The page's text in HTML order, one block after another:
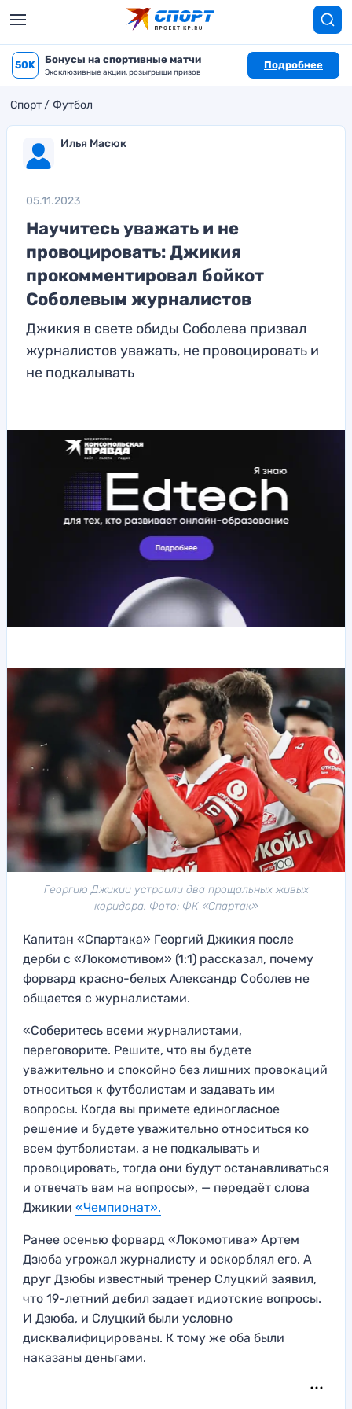
50K Бонусы на спортивные матчи
Эксклюзивные акции, розыгрыши призов
Подробнее
Спорт Футбол
Илья Масюк
05.11.2023
Научитесь уважать и не
провоцировать: Джикия
прокомментировал бойкот
Соболевым журналистов
Джикия в свете обиды Соболева призвал
журналистов уважать, не провоцировать и
не подкалывать
Георгию Джикии устроили два прощальных живых
коридора. Фото: ФК «Спартак»
Капитан «Спартака» Георгий Джикия после
дерби с «Локомотивом» (1:1) рассказал, почему
форвард красно-белых Александр Соболев не
общается с журналистами.
«Соберитесь всеми журналистами,
переговорите. Решите, что вы будете
уважительно и спокойно без лишних провокаций
относиться к футболистам и задавать им
вопросы. Когда вы примете единогласное
решение и будете уважительно относиться ко
всем футболистам, а не подкалывать и
провоцировать, тогда они будут останавливаться
и отвечать вам на вопросы», — передаёт слова
Джикии «Чемпионат».
Ранее осенью форвард «Локомотива» Артем
Дзюба угрожал журналисту и оскорблял его. А
друг Дзюбы известный тренер Слуцкий заявил,
что 19-летний дебил задает идиотские вопросы.
И Дзюба, и Слуцкий были условно
дисквалифицированы. К тому же оба были
наказаны деньгами.